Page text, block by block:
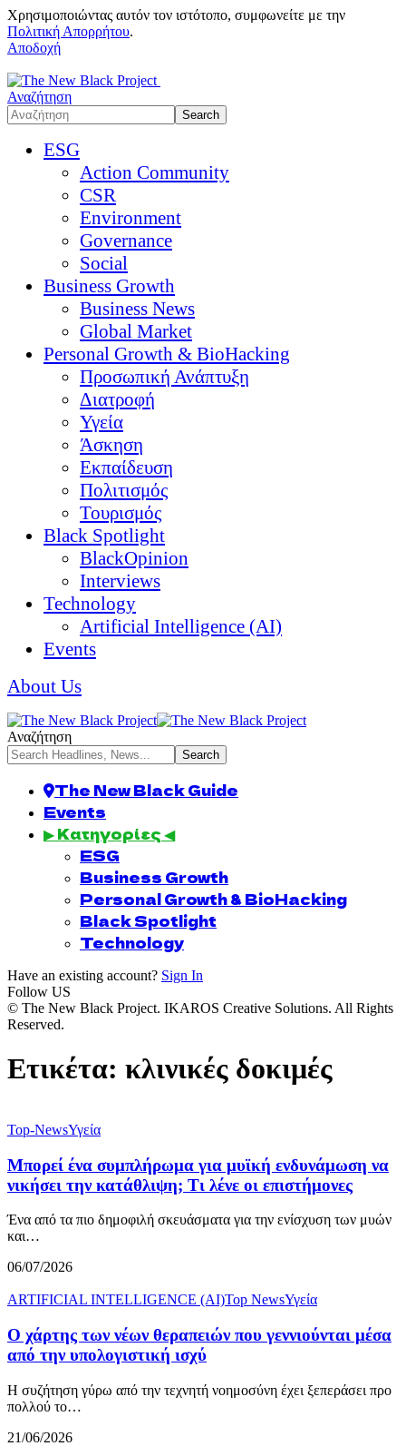
Χρησιμοποιώντας αυτόν τον ιστότοπο, συμφωνείτε με την
Πολιτική Απορρήτου.
Αποδοχή
Αναζήτηση
ESG
Action Community
CSR
Environment
Governance
Social
Business Growth
Business News
Global Market
Personal Growth & BioHacking
Προσωπική Ανάπτυξη
Διατροφή
Υγεία
Άσκηση
Εκπαίδευση
Πολιτισμός
Τουρισμός
Black Spotlight
BlackOpinion
Interviews
Technology
Artificial Intelligence (AI)
Events
About Us
Αναζήτηση
The New Black Guide
Events
▶ Κατηγορίες ◀
ESG
Business Growth
Personal Growth & BioHacking
Black Spotlight
Technology
Have an existing account? Sign In
Follow US
© The New Black Project. IKAROS Creative Solutions. All Rights
Reserved.
Ετικέτα: κλινικές δοκιμές
Top-NewsΥγεία
Μπορεί ένα συμπλήρωμα για μυϊκή ενδυνάμωση να
νικήσει την κατάθλιψη; Τι λένε οι επιστήμονες
Ένα από τα πιο δημοφιλή σκευάσματα για την ενίσχυση των μυών
και…
06/07/2026
ARTIFICIAL INTELLIGENCE (AI)Top NewsΥγεία
Ο χάρτης των νέων θεραπειών που γεννιούνται μέσα
από την υπολογιστική ισχύ
Η συζήτηση γύρω από την τεχνητή νοημοσύνη έχει ξεπεράσει προ
πολλού το…
21/06/2026